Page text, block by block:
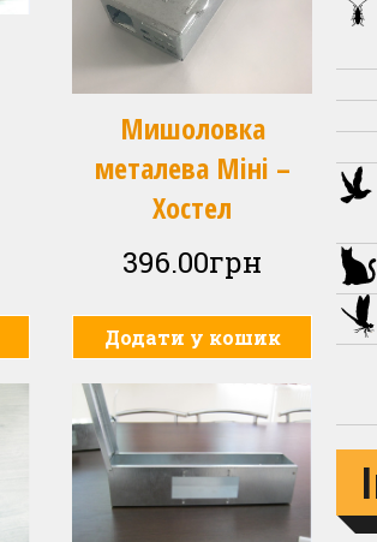
Мишоловка
металева Міні –
Хостел
396.00грн
Додати у кошик